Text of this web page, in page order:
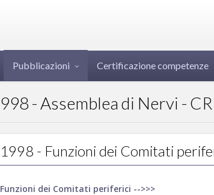
Pubblicazioni Certificazione competenze
1998 - Assemblea di Nervi -
1998 - Funzioni dei Comitati
Funzioni dei Comitati periferici -->>>